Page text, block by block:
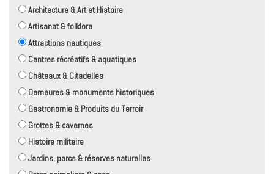
Architecture & Art et Histoire
Artisanat & folklore
Attractions nautiques
Centres récréatifs & aquatiques
Châteaux & Citadelles
Demeures & monuments historiques
Gastronomie & Produits du Terroir
Grottes & cavernes
Histoire militaire
Jardins, parcs & réserves naturelles